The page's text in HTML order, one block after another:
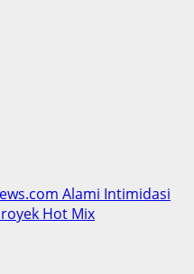
Alami Intimidasi
Hot Mix